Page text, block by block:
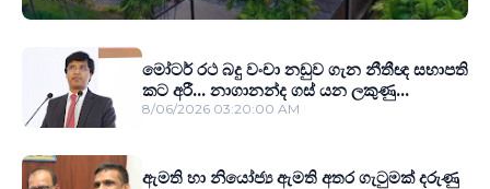
මෝටර් රථ බදු වංචා නඩුව ගැන නීතීඥ සභාපති
කට අරී... නාගානන්ද ගස් යන ලකුණු...
8/06/2026 03:20:00 AM
ඇමති හා නියෝජ්‍ය ඇමති අතර ගැටුමක් දරුණු